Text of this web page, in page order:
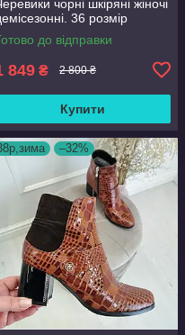
чорні шкіряні жіночі
36 розмір
до відправки
849 ₴ 2 800 ₴
Купити
–32%